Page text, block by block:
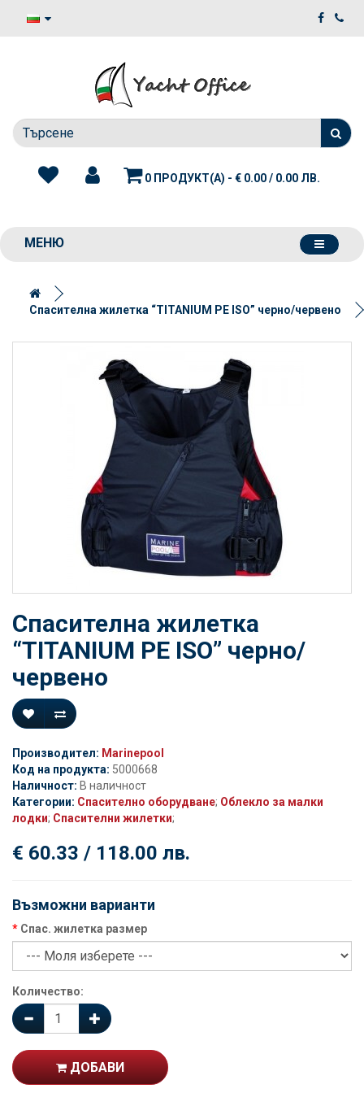
0 ПРОДУКТ(А) - € 0.00 / 0.00 ЛВ.
МЕНЮ
Спасителна жилетка “TITANIUM PE ISO” черно/червено
Спасителна жилетка
“TITANIUM PE ISO” черно/
червено
Производител: Marinepool
Код на продукта: 5000668
Наличност: В наличност
Категории: Спасително оборудване; Облекло за малки
лодки; Спасителни жилетки;
€ 60.33 / 118.00 лв.
Възможни варианти
Спас. жилетка размер
Количество:
ДОБАВИ